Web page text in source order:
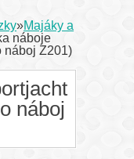
»Majáky a
náboje
náboj Z201)
náboj